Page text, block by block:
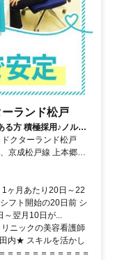
ランド松戸
る方 積極採用♪ノルマ
クターランド松戸
京成松戸線 上本郷北
12分 新京成線「松戸
ヶ月あたり20日～22
フト開始の20日前 シ
～翌月10日が...
ニックの美容看護師
内★ スキルを活かし
＝＝＝＝＝＝＝＝＝＝